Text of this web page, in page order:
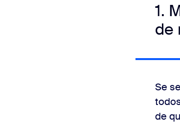
1.
de
Se
de